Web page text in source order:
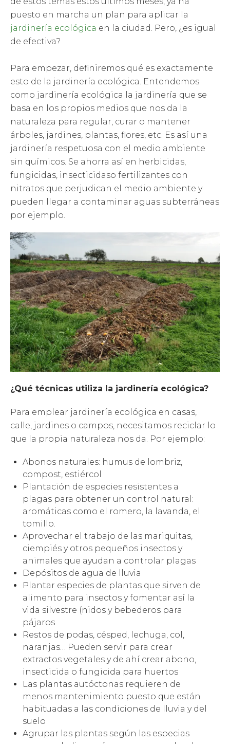
puesto en marcha un plan para aplicar la
jardinería ecológica en la ciudad. Pero, ¿es igual
de efectiva?
Para empezar, definiremos qué es exactamente
esto de la jardinería ecológica. Entendemos
como jardinería ecológica la jardinería que se
basa en los propios medios que nos da la
naturaleza para regular, curar o mantener
árboles, jardines, plantas, flores, etc. Es así una
jardinería respetuosa con el medio ambiente
sin químicos. Se ahorra así en herbicidas,
fungicidas, insecticidaso fertilizantes con
nitratos que perjudican el medio ambiente y
pueden llegar a contaminar aguas subterráneas
por ejemplo.
¿Qué técnicas utiliza la jardinería ecológica?
Para emplear jardinería ecológica en casas,
calle, jardines o campos, necesitamos reciclar lo
que la propia naturaleza nos da. Por ejemplo:
Abonos naturales: humus de lombriz,
compost, estiércol
Plantación de especies resistentes a
plagas para obtener un control natural:
aromáticas como el romero, la lavanda, el
tomillo.
Aprovechar el trabajo de las mariquitas,
ciempiés y otros pequeños insectos y
animales que ayudan a controlar plagas
Depósitos de agua de lluvia
Plantar especies de plantas que sirven de
alimento para insectos y fomentar así la
vida silvestre (nidos y bebederos para
pájaros
Restos de podas, césped, lechuga, col,
naranjas… Pueden servir para crear
extractos vegetales y de ahí crear abono,
insecticida o fungicida para huertos
Las plantas autóctonas requieren de
menos mantenimiento puesto que están
habituadas a las condiciones de lluvia y del
suelo
Agrupar las plantas según las especias